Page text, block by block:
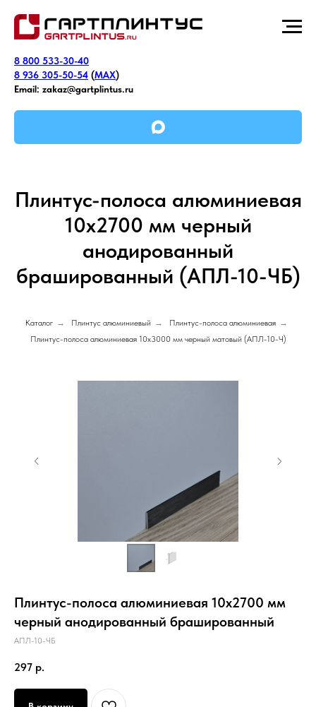
8 800 533-30-40
8 936 305-50-54 (MAX)
Email: zakaz@gartplintus.ru
Плинтус-полоса алюминиевая
10х2700 мм черный
анодированный
брашированный (АПЛ-10-ЧБ)
Каталог → Плинтус алюминиевый → Плинтус-полоса алюминиевая →
Плинтус-полоса алюминиевая 10х3000 мм черный матовый (АПЛ-10-Ч)
Плинтус-полоса алюминиевая 10х2700 мм
черный анодированный брашированный
АПЛ-10-ЧБ
297 р.